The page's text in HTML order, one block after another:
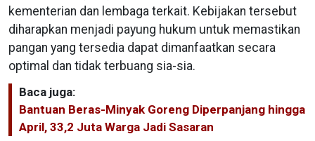
kementerian dan lembaga terkait. Kebijakan tersebut
diharapkan menjadi payung hukum untuk memastikan
pangan yang tersedia dapat dimanfaatkan secara
optimal dan tidak terbuang sia-sia.
Baca juga:
Bantuan Beras-Minyak Goreng Diperpanjang hingga
April, 33,2 Juta Warga Jadi Sasaran